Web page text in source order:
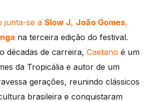
junta-se a Slow J, João Gomes,
na terceira edição do festival.
décadas de carreira, Caetano é um
da Tropicália e autor de um
gerações, reunindo clássicos
brasileira e conquistaram